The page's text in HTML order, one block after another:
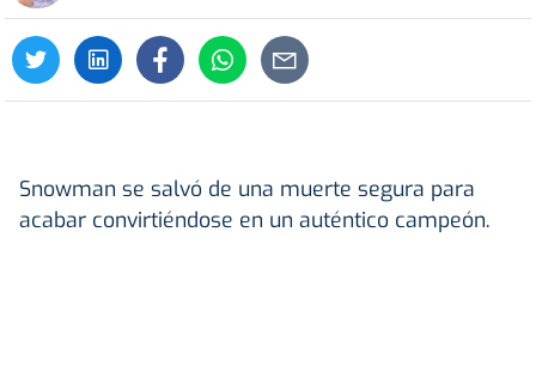
Snowman se salvó de una muerte segura para
acabar convirtiéndose en un auténtico campeón.